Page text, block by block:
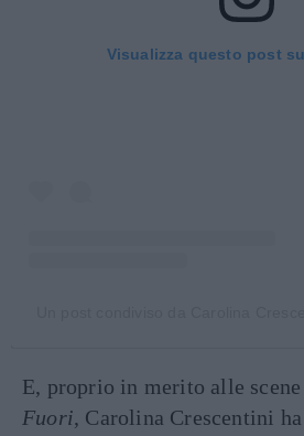
Visualizza questo post
E, proprio in merito alle
Fuori, Carolina Crescentini